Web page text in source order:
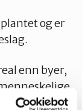
og er
enn byer,